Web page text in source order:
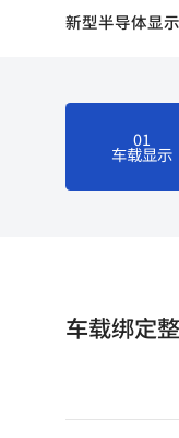
新型半导体显示
01
车载显示
车载绑定